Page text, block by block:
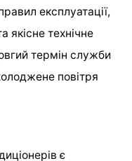
експлуатації,
якісне технічне
термін служби
повітря
є